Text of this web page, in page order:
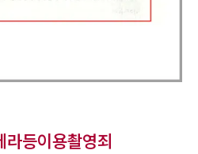
등이용촬영죄